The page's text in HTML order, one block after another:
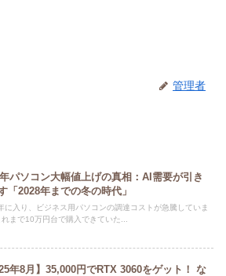
管理者
パソコン大幅値上げの真相：AI需要が引き
「2028年までの冬の時代」
に入り、ビジネス用パソコンの調達コストが急騰していま
まで10万円台で購入できていた...
年8月】35,000円でRTX 3060をゲット！ な